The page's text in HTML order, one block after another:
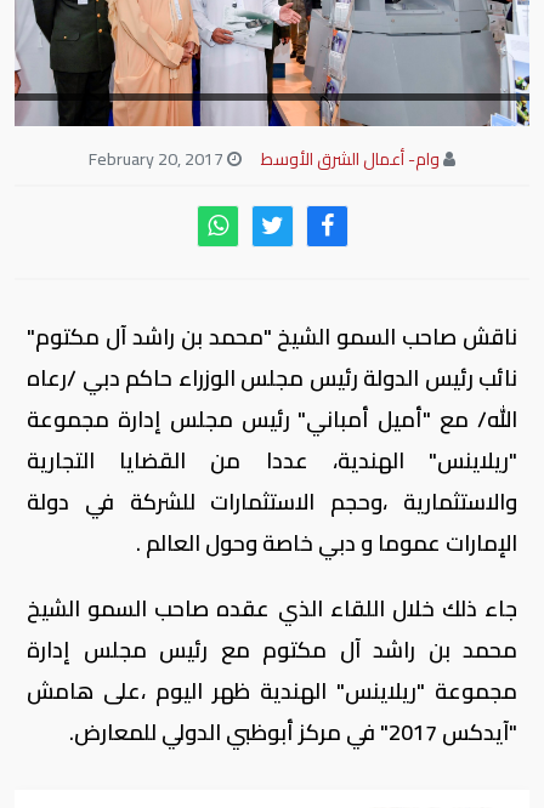
وام- أعمال الشرق الأوسط
ناقش صاحب السمو الشيخ "محمد بن راشد آل مكتوم"
نائب رئيس الدولة رئيس مجلس الوزراء حاكم دبي /رعاه
الله/ مع "أميل أمباني" رئيس مجلس إدارة مجموعة
"ريلاينس" الهندية، عددا من القضايا التجارية
والاستثمارية ،وحجم الاستثمارات للشركة في دولة
الإمارات عموما و دبي خاصة وحول العالم .
جاء ذلك خلال اللقاء الذي عقده صاحب السمو الشيخ
محمد بن راشد آل مكتوم مع رئيس مجلس إدارة
مجموعة "ريلاينس" الهندية ظهر اليوم ،على هامش
"آيدكس 2017" في مركز أبوظبي الدولي للمعارض.